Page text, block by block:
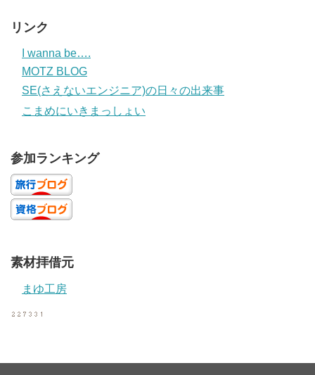
リンク
I wanna be….
MOTZ BLOG
SE(さえないエンジニア)の日々の出来事
こまめにいきまっしょい
参加ランキング
素材拝借元
まゆ工房